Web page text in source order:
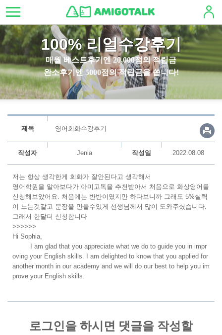
100% 리얼수강후기
매월 베스트후기엔 20,000점의 적립금
완소후기엔 5000점의 적립금을 쏩니다!
제목 영어회화수강후기
작성자 Jenia 작성일 2022.08.08
저는 항상 생각한게 회화가 잘안된다고 생각해서
영어학원을 알아보다가 아미고톡을 추천받아서 처음으로 화상영어를
신청해보았어요. 처음에는 반반이였지만 하다보니까 그래도 5%실력
이 느는것같고 문장을 만들수있게 선생님께서 많이 도와주셨습니다.
그래서 한달더 신청함니다
>>>>>>
Hi Sophia,
I am glad that you appreciate what we do to guide you in impr
oving your English skills. I am delighted to know that you applied for
another month in our academy and we will do our best to help you im
prove your English skills.